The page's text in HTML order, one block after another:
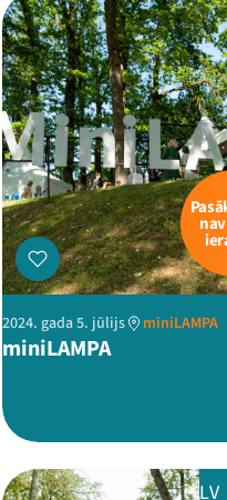
2024. gada 5. jūlijs miniLAMPA
miniLAMPA